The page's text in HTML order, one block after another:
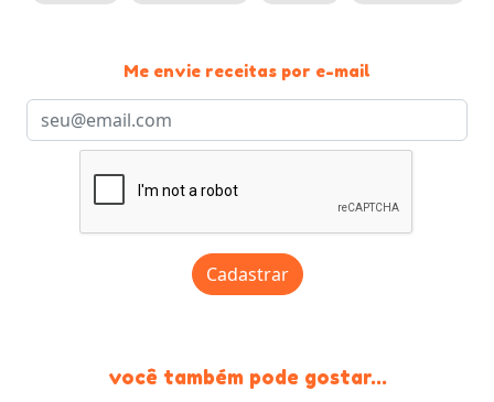
Me envie receitas por e-mail
Cadastrar
você também pode gostar...